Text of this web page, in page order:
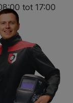
tot 17:00